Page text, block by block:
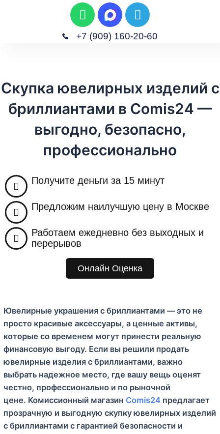
и
к
W
h
a
t
p
T
e
l
e
m
+7 (909) 160-20-60
u
Скупка ювелирных изделий с
бриллиантами в Comis24 —
выгодно, безопасно,
профессионально
Получите деньги за 15 минут
Предложим наилучшую цену в Москве
Работаем ежедневно без выходных и
перерывов
Онлайн Оценка
Ювелирные украшения с бриллиантами — это не
просто красивые аксессуары, а ценные активы,
которые со временем могут принести реальную
финансовую выгоду. Если вы решили продать
ювелирные изделия с бриллиантами, важно
выбрать надежное место, где вашу вещь оценят
честно, профессионально и по рыночной
цене. Комиссионный магазин Comis24 предлагает
прозрачную и выгодную скупку ювелирных изделий
с бриллиантами с гарантией безопасности и